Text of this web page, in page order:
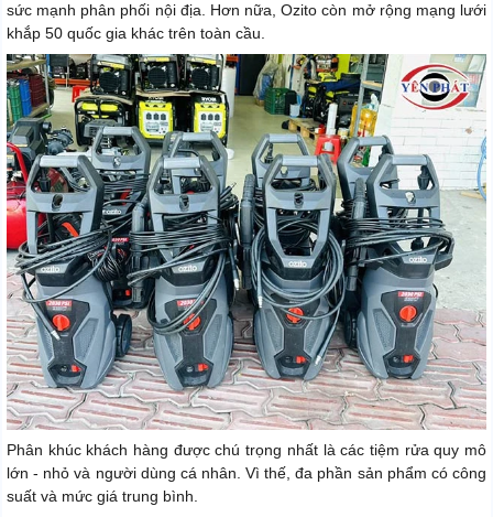
sức mạnh phân phối nội địa. Hơn nữa, Ozito còn mở rộng mạng lưới
khắp 50 quốc gia khác trên toàn cầu.
Phân khúc khách hàng được chú trọng nhất là các tiệm rửa quy mô
lớn - nhỏ và người dùng cá nhân. Vì thế, đa phần sản phẩm có công
suất và mức giá trung bình.